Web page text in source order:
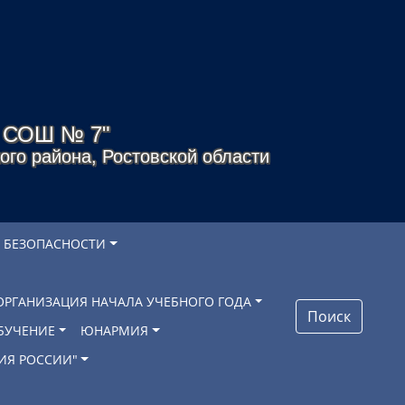
СОШ № 7"
района, Ростовской области
БЕЗОПАСНОСТИ
НАЧАЛА УЧЕБНОГО ГОДА
ЮНАРМИЯ
РОССИИ"
Поиск